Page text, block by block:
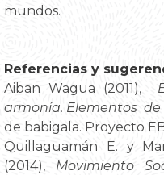
mundos.
Referencias y
Aiban Wagua (2011),
armonía. Elementos
de babigala. Proyecto
Quillaguamán E. y
(2014), Movimiento